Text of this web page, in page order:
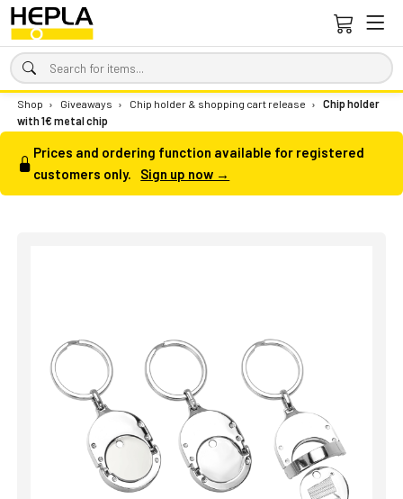
Shop › Giveaways › Chip holder & shopping cart release ›
Chip holder
with 1€ metal chip
Prices and ordering function available for registered
customers only.
Sign up now →